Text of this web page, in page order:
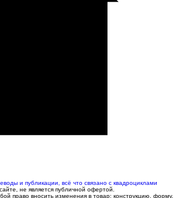
и публикации, всё что связано с квадроциклами
не является публичной офертой.
право вносить изменения в товар: конструкцию, форму,